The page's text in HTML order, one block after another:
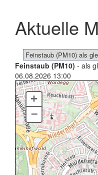
Aktuelle
Feinstaub (PM10) - als
06.08.2026 13:00
+
–